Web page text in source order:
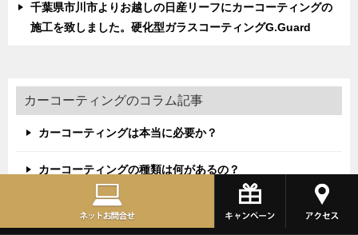
千葉県市川市よりお越しの日産リーフにカーコーティングの
施工を致しました。硬化型ガラスコーティングG.Guard
カーコーティングのコラム記事
カーコーティングは本当に必要か？
カーコーティングの種類は何があるの？
カーコーティングの費用相場ってどのくらい？